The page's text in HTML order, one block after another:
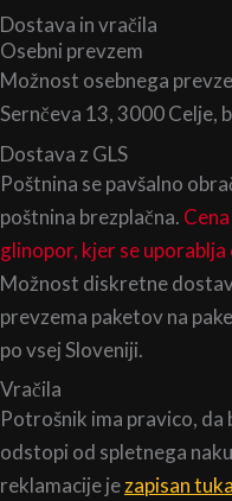
Dostava in vračila
Osebni prevzem
Možnost osebnega
Sernčeva 13, 3000 Celje,
Dostava z GLS
Poštnina se pavšalno
poštnina brezplačna.
glinopor, kjer se uporablja
Možnost diskretne
prevzema paketov na
po vsej Sloveniji.
Vračila
Potrošnik ima pravico, da
odstopi od spletnega
reklamacije jezapisan